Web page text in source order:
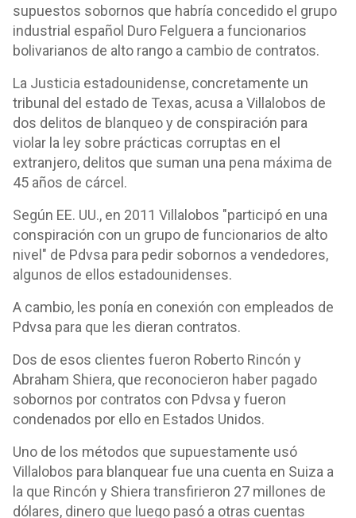
supuestos sobornos que habría concedido el grupo
industrial español Duro Felguera a funcionarios
bolivarianos de alto rango a cambio de contratos.
La Justicia estadounidense, concretamente un
tribunal del estado de Texas, acusa a Villalobos de
dos delitos de blanqueo y de conspiración para
violar la ley sobre prácticas corruptas en el
extranjero, delitos que suman una pena máxima de
45 años de cárcel.
Según EE. UU., en 2011 Villalobos "participó en una
conspiración con un grupo de funcionarios de alto
nivel" de Pdvsa para pedir sobornos a vendedores,
algunos de ellos estadounidenses.
A cambio, les ponía en conexión con empleados de
Pdvsa para que les dieran contratos.
Dos de esos clientes fueron Roberto Rincón y
Abraham Shiera, que reconocieron haber pagado
sobornos por contratos con Pdvsa y fueron
condenados por ello en Estados Unidos.
Uno de los métodos que supuestamente usó
Villalobos para blanquear fue una cuenta en Suiza a
la que Rincón y Shiera transfirieron 27 millones de
dólares, dinero que luego pasó a otras cuentas